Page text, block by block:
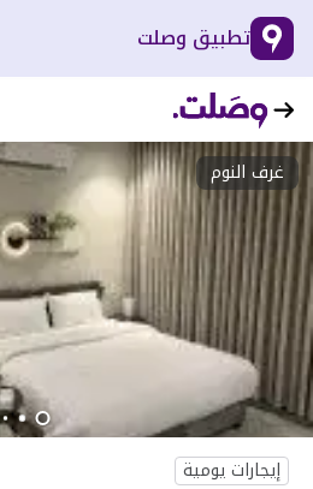
تطبيق وصلت
غرف النوم
إيجارات يومية